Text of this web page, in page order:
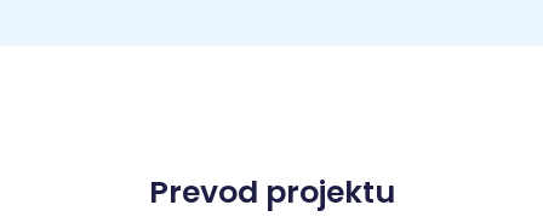
Prevod projektu